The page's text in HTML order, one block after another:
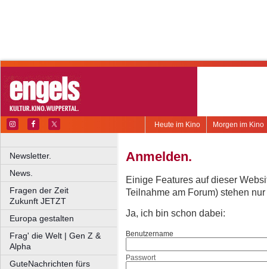
Morgen im Kino
Heute im Kino
Newsletter.
News.
Fragen der Zeit
Zukunft JETZT
Europa gestalten
Frag' die Welt | Gen Z &
Alpha
GuteNachrichten fürs
Anmelden.
Einige Features auf dieser
Teilnahme am Forum) stehen
Ja, ich bin schon dabei:
Benutzername
Passwort